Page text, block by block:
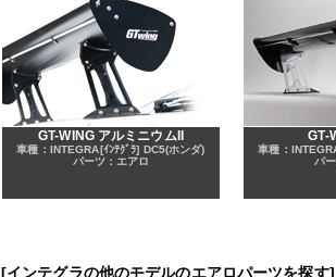
GT-WING アルミニウムII
車種：INTEGRA[ｲﾝﾃｸﾞﾗ] DC5(ホンダ)
パーツ：エアロ
GT-
車種：
パ
[インテグラの他のモデルのエアロパーツを探す]